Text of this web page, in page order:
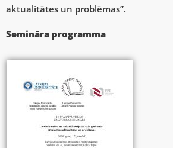
aktualitātes un problēmas”.
Semināra programma